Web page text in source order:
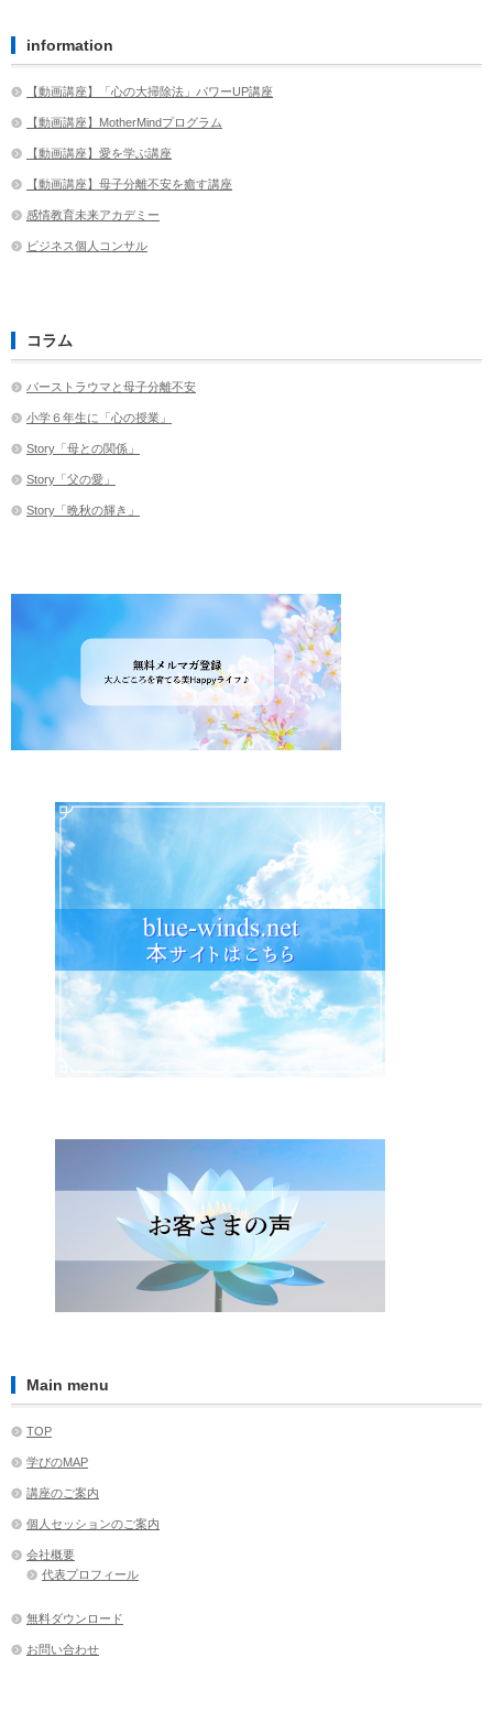
information
【動画講座】「心の大掃除法」パワーUP講座
【動画講座】MotherMindプログラム
【動画講座】愛を学ぶ講座
【動画講座】母子分離不安を癒す講座
感情教育未来アカデミー
ビジネス個人コンサル
コラム
バーストラウマと母子分離不安
小学６年生に「心の授業」
Story「母との関係」
Story「父の愛」
Story「晩秋の輝き」
Main menu
TOP
学びのMAP
講座のご案内
個人セッションのご案内
会社概要
代表プロフィール
無料ダウンロード
お問い合わせ